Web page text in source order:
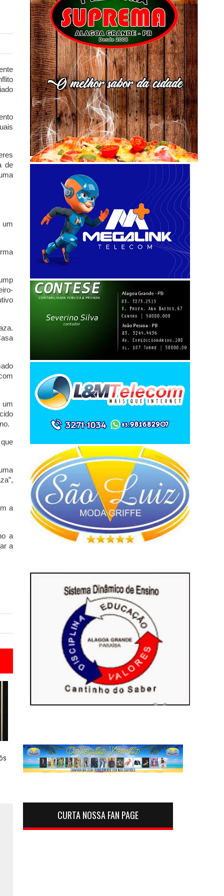
de
um
um
a
a
a
CURTA NOSSA FAN PAGE